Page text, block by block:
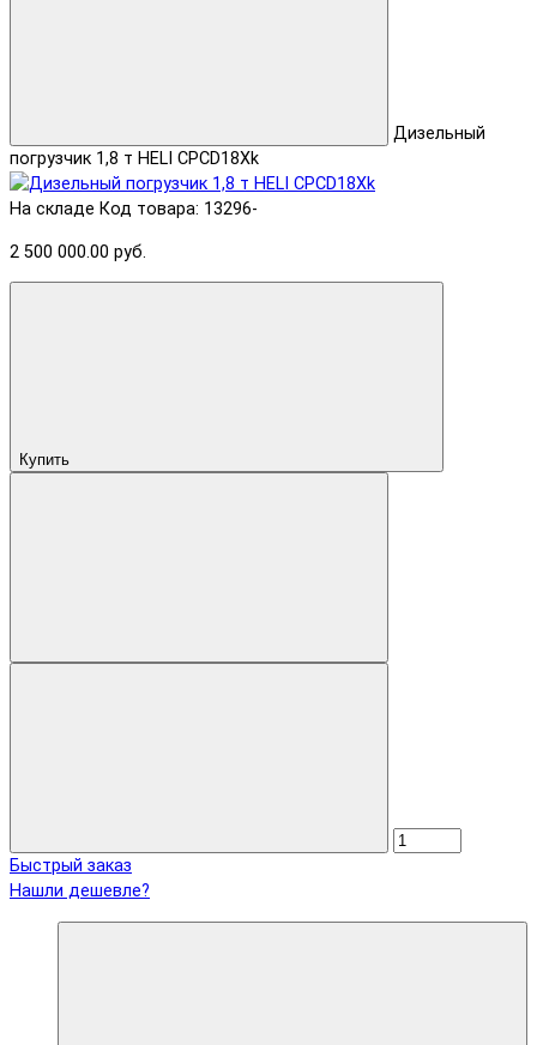
Дизельный
погрузчик 1,8 т HELI CPСD18Xk
На складе Код товара: 13296-
2 500 000.00 руб.
Купить
Быстрый заказ
Нашли дешевле?